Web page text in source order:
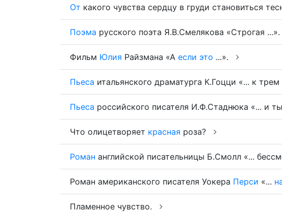
От какого чувства сердцу в груди становиться
Поэма русского поэта Я.В.Смелякова «Строгая ...».
Фильм Юлия Райзмана «А если это ...».
Пьеса итальянского драматурга К.Гоцци «... к
Пьеса российского писателя И.Ф.Стаднюка «... и
Что олицетворяет красная роза?
Роман английской писательницы Б.Смолл «...
Роман американского писателя Уокера Перси «...
Пламенное чувство.